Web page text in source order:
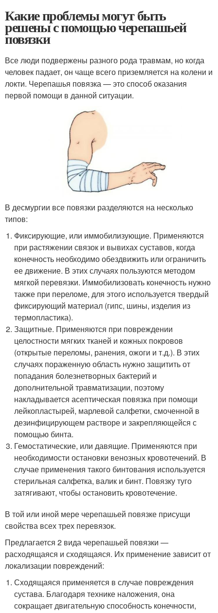
Какие проблемы могут быть
решены с помощью черепашьей
повязки
Все люди подвержены разного рода травмам, но когда
человек падает, он чаще всего приземляется на колени и
локти. Черепашья повязка — это способ оказания
первой помощи в данной ситуации.
В десмургии все повязки разделяются на несколько
типов:
Фиксирующие, или иммобилизующие. Применяются
при растяжении связок и вывихах суставов, когда
конечность необходимо обездвижить или ограничить
ее движение. В этих случаях пользуются методом
мягкой перевязки. Иммобилизовать конечность нужно
также при переломе, для этого используется твердый
фиксирующий материал (гипс, шины, изделия из
термопластика).
Защитные. Применяются при повреждении
целостности мягких тканей и кожных покровов
(открытые переломы, ранения, ожоги и т.д.). В этих
случаях пораженную область нужно защитить от
попадания болезнетворных бактерий и
дополнительной травматизации, поэтому
накладывается асептическая повязка при помощи
лейкопластырей, марлевой салфетки, смоченной в
дезинфицирующем растворе и закрепляющейся с
помощью бинта.
Гемостатические, или давящие. Применяются при
необходимости остановки венозных кровотечений. В
случае применения такого бинтования используется
стерильная салфетка, валик и бинт. Повязку туго
затягивают, чтобы остановить кровотечение.
В той или иной мере черепашьей повязке присущи
свойства всех трех перевязок.
Предлагается 2 вида черепашьей повязки —
расходящаяся и сходящаяся. Их применение зависит от
локализации повреждений:
Сходящаяся применяется в случае повреждения
сустава. Благодаря технике наложения, она
сокращает двигательную способность конечности,